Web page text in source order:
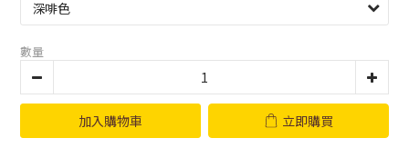
數量
加入購物車 立即購買